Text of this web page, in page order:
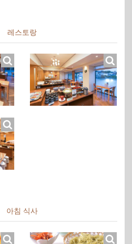
레스토랑
아침 식사